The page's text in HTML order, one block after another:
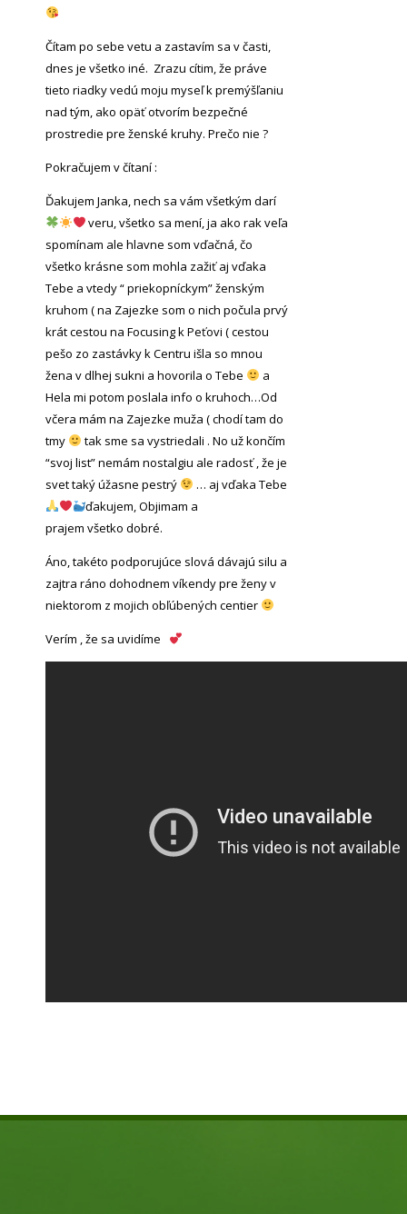
Čítam po sebe vetu a zastavím sa v časti,
dnes je všetko iné. Zrazu cítim, že práve
tieto riadky vedú moju myseľ k premýšľaniu
nad tým, ako opäť otvorím bezpečné
prostredie pre ženské kruhy. Prečo nie ?
Pokračujem v čítaní :
Ďakujem Janka, nech sa vám všetkým darí
veru, všetko sa mení, ja ako rak veľa
spomínam ale hlavne som vďačná, čo
všetko krásne som mohla zažiť aj vďaka
Tebe a vtedy “ priekopníckym” ženským
kruhom ( na Zajezke som o nich počula prvý
krát cestou na Focusing k Peťovi ( cestou
pešo zo zastávky k Centru išla so mnou
žena v dlhej sukni a hovorila o Tebe
a
Hela mi potom poslala info o kruhoch…Od
včera mám na Zajezke muža ( chodí tam do
tmy
tak sme sa vystriedali . No už končím
“svoj list” nemám nostalgiu ale radosť , že je
svet taký úžasne pestrý
… aj vďaka Tebe
ďakujem, Objimam a
prajem všetko dobré.
Áno, takéto podporujúce slová dávajú silu a
zajtra ráno dohodnem víkendy pre ženy v
niektorom z mojich obľúbených centier
Verím , že sa uvidíme